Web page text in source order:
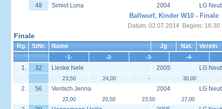
48
Simiot Luna 2004 LG
Ballwurf, Kinder W10 - Finale
Datum: 02.07.2014 Beginn: 16:30
Finale
Rg. StNr. Name Jg Nat. Verein
-1- -2- -3- -4-
1. 32 Lieske Nele 2005 LG
23,50 24,00 - 30,00
2. 56 Ventsch Jenna 2004 LG
22,00 20,50 23,50 27,00